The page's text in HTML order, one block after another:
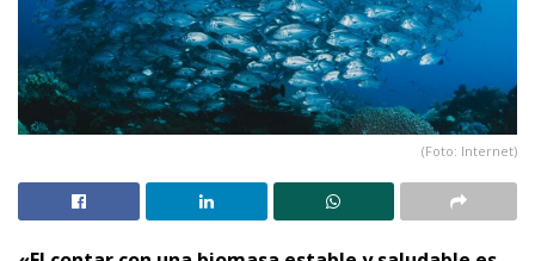
(Foto: Internet)